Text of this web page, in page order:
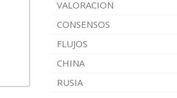
VALORACION
CONSENSOS
FLUJOS
CHINA
RUSIA